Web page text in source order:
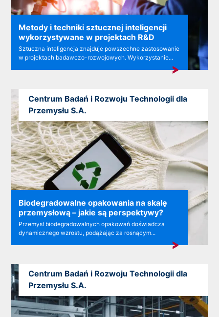
Metody i techniki sztucznej inteligencji
wykorzystywane w projektach R&D
Sztuczna inteligencja znajduje powszechne zastosowanie
w projektach badawczo-rozwojowych. Wykorzystanie...
Biodegradowalne opakowania na skalę
przemysłową – jakie są perspektywy?
Przemysł biodegradowalnych opakowań doświadcza
dynamicznego wzrostu, podążając za rosnącym...
Centrum Badań i Rozwoju Technologii dla
Przemysłu S.A.
Centrum Badań i Rozwoju Technologii dla
Przemysłu S.A.